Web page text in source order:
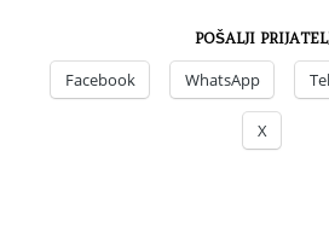
POŠALJI
Facebook WhatsApp
X